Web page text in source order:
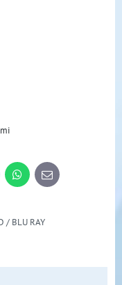
WhatsApp
E-
mail
/ BLU RAY